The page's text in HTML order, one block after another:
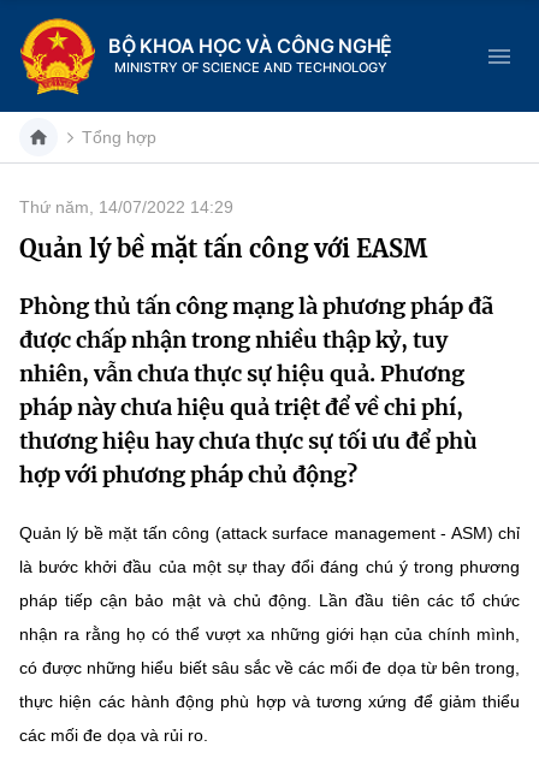
BỘ KHOA HỌC VÀ CÔNG NGHỆ
MINISTRY OF SCIENCE AND TECHNOLOGY
Danh mục
Giới thiệu
Chức năng nhiệm vụ
Cơ cấu tổ chức
Sở Khoa học và Công nghệ
Tin tức sự kiện
Khoa học và Công nghệ
Chuyển đổi số
Bưu chính, Viễn thông
Sở hữu trí tuệ
Dịch vụ công
Văn bản QPPL
Văn bản chỉ đạo điều hành
MST IOFFICE
Khoa học và Công nghệ
Đổi mới sáng tạo
Multimedia
THƯ ĐIỆN TỬ
Tổng hợp
Thứ năm, 14/07/2022 14:29
Quản lý bề mặt tấn công với EASM
Phòng thủ tấn công mạng là phương pháp đã
được chấp nhận trong nhiều thập kỷ, tuy
nhiên, vẫn chưa thực sự hiệu quả. Phương
pháp này chưa hiệu quả triệt để về chi phí,
thương hiệu hay chưa thực sự tối ưu để phù
hợp với phương pháp chủ động?
Quản lý bề mặt tấn công (attack surface management - ASM) chỉ
là bước khởi đầu của một sự thay đổi đáng chú ý trong phương
pháp tiếp cận bảo mật và chủ động. Lần đầu tiên các tổ chức
nhận ra rằng họ có thể vượt xa những giới hạn của chính mình,
có được những hiểu biết sâu sắc về các mối đe dọa từ bên trong,
thực hiện các hành động phù hợp và tương xứng để giảm thiểu
các mối đe dọa và rủi ro.